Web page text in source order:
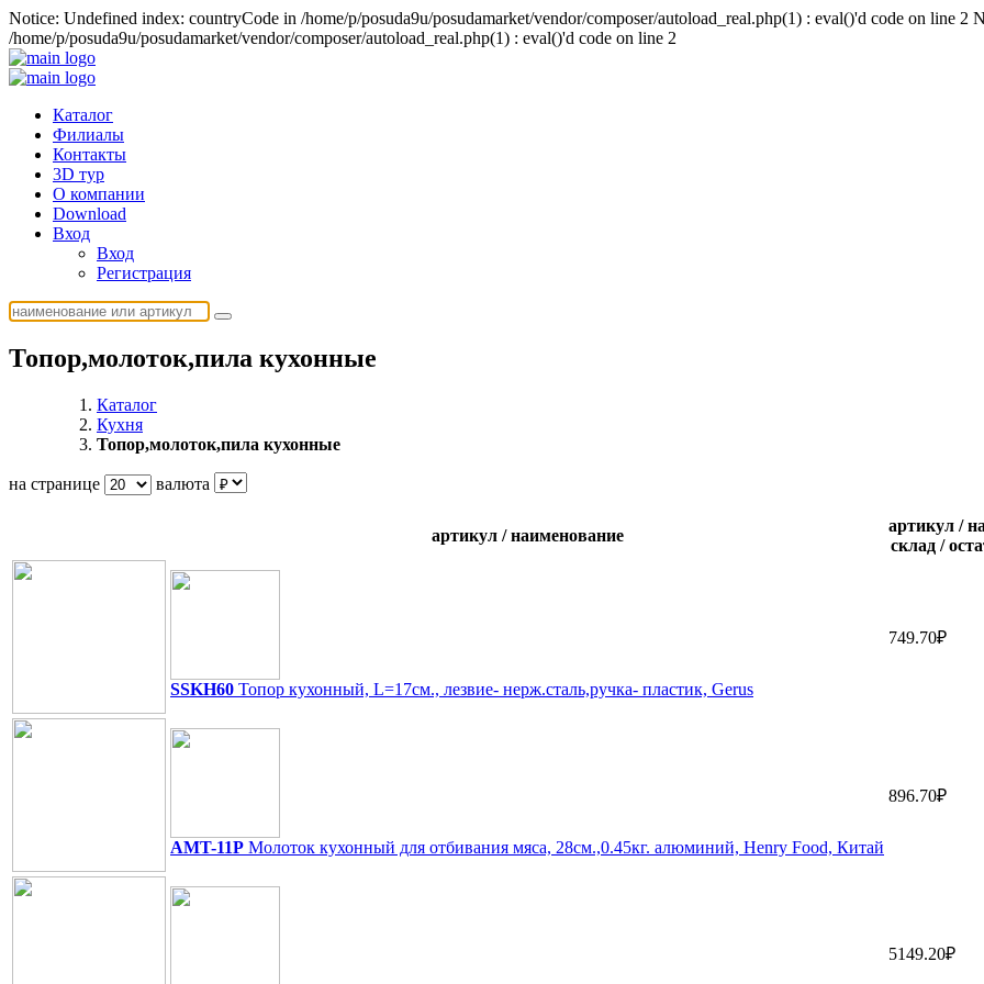
Notice: Undefined index: countryCode in /home/p/posuda9u/posudamarket/vendor/composer/autoload_real.php(1) : eval()'d code on line 2
/home/p/posuda9u/posudamarket/vendor/composer/autoload_real.php(1) : eval()'d code on line 2
Каталог
Филиалы
Контакты
3D тур
О компании
Download
Вход
Вход
Регистрация
Топор,молоток,пила кухонные
Каталог
Кухня
Топор,молоток,пила кухонные
на странице валюта
артикул / наименование
артикул /
склад /
SSKH60 Топор кухонный, L=17см., лезвие- нерж.сталь,ручка- пластик, Gerus
749.70₽
AMT-11P Молоток кухонный для отбивания мяса, 28см.,0.45кг. алюминий, Henry Food, Китай
896.70₽
5149.20₽